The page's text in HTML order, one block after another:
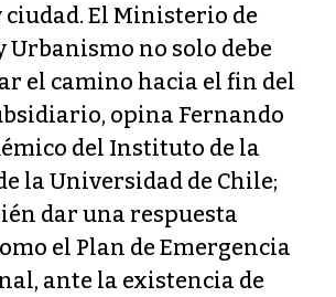
El Ministerio de
Urbanismo no solo debe
el camino hacia el fin del
opina Fernando
del Instituto de la
la Universidad de Chile;
dar una respuesta
el Plan de Emergencia
ante la existencia de